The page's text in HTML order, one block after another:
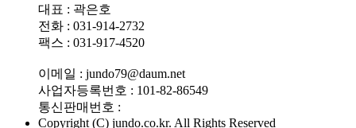
대표 : 곽은호
전화 : 031-914-2732
팩스 : 031-917-4520
이메일 : jundo79@daum.net
사업자등록번호 : 101-82-86549
통신판매번호 :
Copyright (C) jundo.co.kr. All Rights Reserved